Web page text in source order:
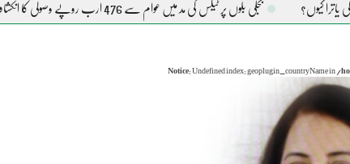
بجلی بلوں پر ٹیکس کی مد میں عوام سے 476 ارب روپے وصولی کا انکشاف
Notice: Undefined index: geoplugin_countryName in /